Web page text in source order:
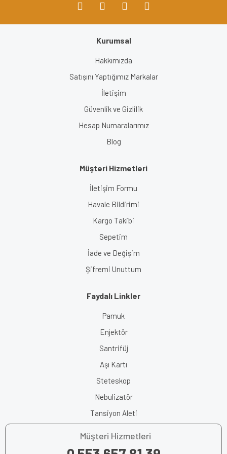
Kurumsal
Hakkımızda
Satışını Yaptığımız Markalar
İletişim
Güvenlik ve Gizlilik
Hesap Numaralarımız
Blog
Müşteri Hizmetleri
İletişim Formu
Havale Bildirimi
Kargo Takibi
Sepetim
İade ve Değişim
Şifremi Unuttum
Faydalı Linkler
Pamuk
Enjektör
Santrifüj
Aşı Kartı
Steteskop
Nebulizatör
Tansiyon Aleti
Müşteri Hizmetleri